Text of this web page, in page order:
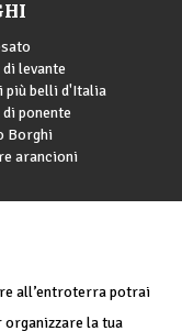
levante
più belli d'Italia
ponente
Borghi
arancioni
all’entroterra potrai
la tua